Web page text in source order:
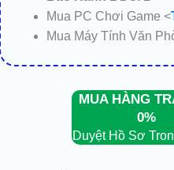
Mua PC Chơi Game <
Mua Máy Tính Văn
MUA HÀNG
0%
Duyệt Hồ Sơ